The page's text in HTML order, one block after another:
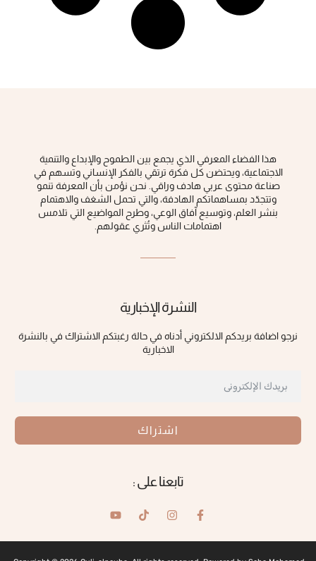
هذا الفضاء المعرفي الذي يجمع بين الطموح والإبداع والتنمية
الاجتماعية، ويحتضن كل فكرة ‏ترتقي بالفكر الإنساني وتسهم في
صناعة محتوى عربي هادف وراقي‎.‎ نحن نؤمن بأن المعرفة تنمو
وتتجدّد بمساهماتكم الهادفة، والتي تحمل الشغف والاهتمام
بنشر العلم، وتوسيع آفاق الوعي، ‏وطرح المواضيع التي تلامس
اهتمامات الناس وتُثري عقولهم‎.‎
النشرة الإخبارية
نرجو اضافة بريدكم الالكتروني أدناه في حالة رغبتكم الاشتراك في بالنشرة
الاخبارية
اشتراك
تابعنا على :